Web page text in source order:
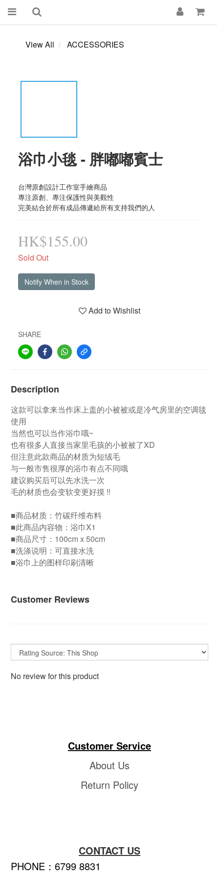
View All ACCESSORIES
浴巾小毯 - 胖嘟嘟賓士
台灣原創設計工作室手繪商品
專注原創、專注保護性與美觀性
完美結合於所有成品傳遞給所有支持我們的人
HK$155.00
Sold Out
Notify When in Stock
Add to Wishlist
SHARE
Description
这款可以拿来当作床上盖的小被被或是冷气房里的空调毯
使用
当然也可以当作浴巾哦~
也有很多人直接当家里毛孩的小被被了XD
但注意此款商品的材质为短绒毛
与一般市售很厚的浴巾有点不同哦
建议购买后可以先水洗一次
毛的材质也会变软变更好摸 !!
■商品材质：竹碳纤维布料
■此商品内容物：浴巾X1
■商品尺寸：100cm x 50cm
■洗涤说明：可直接水洗
■浴巾上的图样印刷清晰
Customer Reviews
No review for this product
Customer Service
About Us
Return Policy
CONTACT US
PHONE：6799 8831